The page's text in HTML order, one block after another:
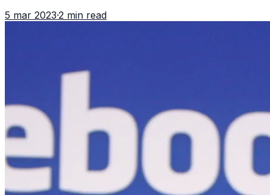
de Administración Tributa
5 mar 2023·2 min read